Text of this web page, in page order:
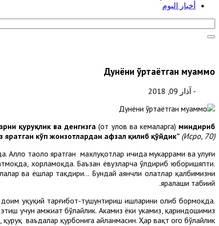
أخبار اليوم
Дунёни ўртаётган муаммо
- آذار 09, 2018
қуруқлик ва денгизга(от улов ва кемаларга) миндириб
яратган кўп жонзотлардан афзал қилиб қўйдик” (Исро, 70)
Аллоҳ таоло яратган махлуқотлар ичида мукаррами ва улуғи
хорламоқда. Баъзан ёвузларча ўлдириб юборишяпти.
ва ёшлар тақдири... Бундай аянчли ҳолатлар қалбимизни
яралаши табиий.
ҳуқуқий тарғибот-тушунтириш ишларини олиб бормоқда.
учун ҳамжиҳат бўлайлик. Акамиз ёки укамиз, қариндошимиз
ваъдалар қурбонига айланмасин. Ҳар вақт огоҳ бўлайлик.